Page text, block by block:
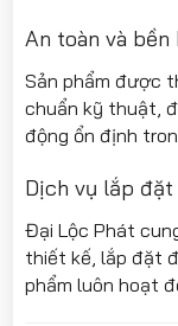
An toàn và bền
Sản phẩm được
chuẩn kỹ thuật,
động ổn định
Dịch vụ lắp
Đại Lộc Phát
thiết kế, lắp đặt
phẩm luôn hoạt